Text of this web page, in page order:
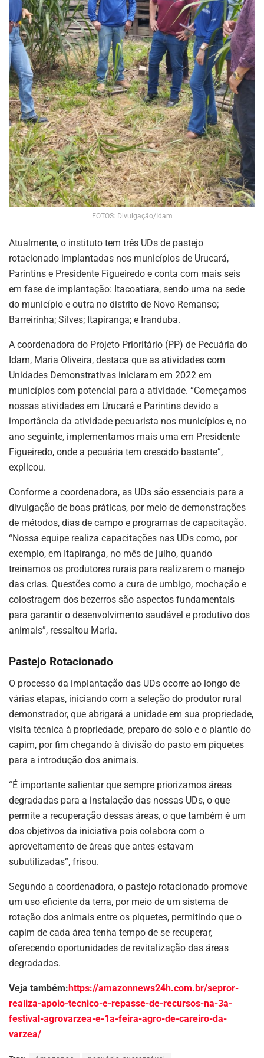
FOTOS: Divulgação/Idam
Atualmente, o instituto tem três UDs de pastejo
rotacionado implantadas nos municípios de Urucará,
Parintins e Presidente Figueiredo e conta com mais seis
em fase de implantação: Itacoatiara, sendo uma na sede
do município e outra no distrito de Novo Remanso;
Barreirinha; Silves; Itapiranga; e Iranduba.
A coordenadora do Projeto Prioritário (PP) de Pecuária do
Idam, Maria Oliveira, destaca que as atividades com
Unidades Demonstrativas iniciaram em 2022 em
municípios com potencial para a atividade. “Começamos
nossas atividades em Urucará e Parintins devido a
importância da atividade pecuarista nos municípios e, no
ano seguinte, implementamos mais uma em Presidente
Figueiredo, onde a pecuária tem crescido bastante”,
explicou.
Conforme a coordenadora, as UDs são essenciais para a
divulgação de boas práticas, por meio de demonstrações
de métodos, dias de campo e programas de capacitação.
“Nossa equipe realiza capacitações nas UDs como, por
exemplo, em Itapiranga, no mês de julho, quando
treinamos os produtores rurais para realizarem o manejo
das crias. Questões como a cura de umbigo, mochação e
colostragem dos bezerros são aspectos fundamentais
para garantir o desenvolvimento saudável e produtivo dos
animais”, ressaltou Maria.
Pastejo Rotacionado
O processo da implantação das UDs ocorre ao longo de
várias etapas, iniciando com a seleção do produtor rural
demonstrador, que abrigará a unidade em sua propriedade,
visita técnica à propriedade, preparo do solo e o plantio do
capim, por fim chegando à divisão do pasto em piquetes
para a introdução dos animais.
“É importante salientar que sempre priorizamos áreas
degradadas para a instalação das nossas UDs, o que
permite a recuperação dessas áreas, o que também é um
dos objetivos da iniciativa pois colabora com o
aproveitamento de áreas que antes estavam
subutilizadas”, frisou.
Segundo a coordenadora, o pastejo rotacionado promove
um uso eficiente da terra, por meio de um sistema de
rotação dos animais entre os piquetes, permitindo que o
capim de cada área tenha tempo de se recuperar,
oferecendo oportunidades de revitalização das áreas
degradadas.
Veja também:https://amazonnews24h.com.br/sepror-
realiza-apoio-tecnico-e-repasse-de-recursos-na-3a-
festival-agrovarzea-e-1a-feira-agro-de-careiro-da-
varzea/